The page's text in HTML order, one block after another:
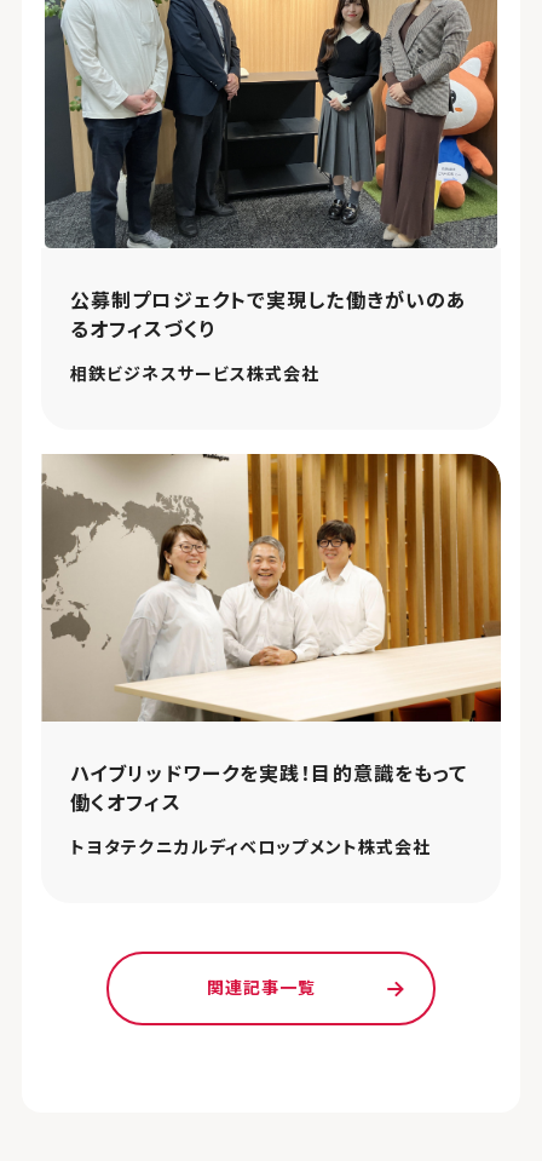
公募制プロジェクトで実現した働きがいのあ
るオフィスづくり
相鉄ビジネスサービス株式会社
ハイブリッドワークを実践！目的意識をもって
働くオフィス
トヨタテクニカルディベロップメント株式会社
関連記事一覧